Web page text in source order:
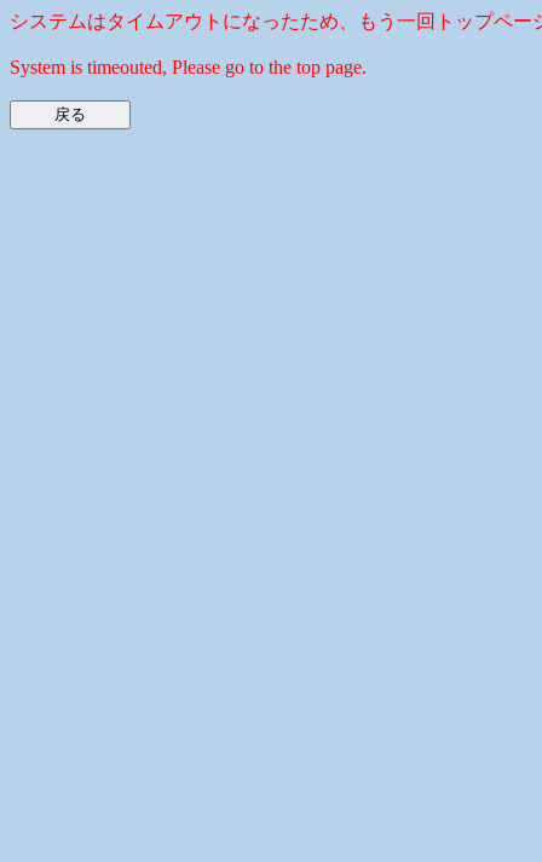
システムはタイムアウトになったため、もう一回トップペー
System is timeouted, Please go to the top page.